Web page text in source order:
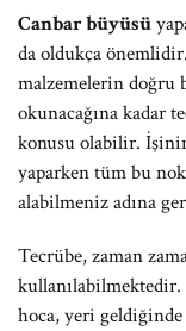
Canbar büyüsü
da oldukça
malzemelerin doğru
okunacağına kadar
konusu olabilir.
yaparken tüm bu
alabilmeniz adına
Tecrübe, zaman
kullanılabilmektedir.
hoca, yeri geldiğinde